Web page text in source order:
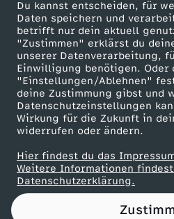
Du kannst entscheiden, für
Daten speichern und
betrifft nur dein aktuell
"Zustimmen" erklärst du
unserer Datenverarbeitung,
Einwilligung benötigen. Oder
"Einstellungen/Ablehnen"
deine Zustimmung gibst und
Datenschutzeinstellungen
Wirkung für die Zukunft in
widerrufen oder ändern.
Hier findest du das
Weitere Informationen
Datenschutzerklärung.
ö
g
e
z
u
m
ZDF goes Schule
Werbefernsehen
Mainzelmännchen
Partner